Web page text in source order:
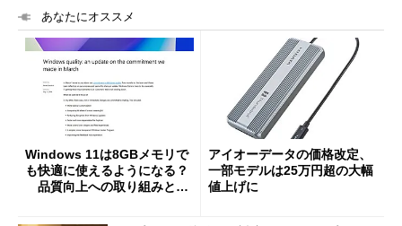
あなたにオススメ
Windows 11は8GBメモリで
も快適に使えるようになる？
品質向上への取り組みと
アイオーデータの価格改定、
一部モデルは25万円超の大幅
値上げに